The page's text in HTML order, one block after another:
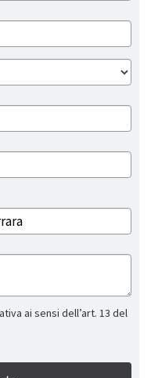
ai sensi dell’art. 13 del